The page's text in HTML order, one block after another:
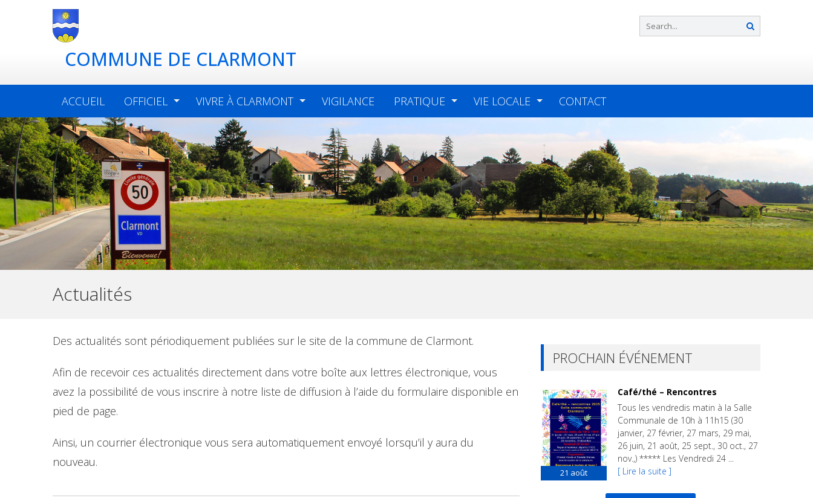
COMMUNE DE CLARMONT
ACCUEIL OFFICIEL VIVRE À CLARMONT VIGILANCE PRATIQUE VIE LOCALE CONTACT
Actualités
Des actualités sont périodiquement publiées sur le site de la commune de Clarmont.
Afin de recevoir ces actualités directement dans votre boîte aux lettres électronique, vous
avez la possibilité de vous inscrire à notre liste de diffusion à l’aide du formulaire disponible en
pied de page.
Ainsi, un courrier électronique vous sera automatiquement envoyé lorsqu’il y aura du
nouveau.
PROCHAIN ÉVÉNEMENT
21 août
Café/thé – Rencontres
Tous les vendredis matin à la Salle
Communale de 10h à 11h15 (30
janvier, 27 février, 27 mars, 29 mai,
26 juin, 21 août, 25 sept., 30 oct., 27
nov.,) ***** Les Vendredi 24 ...
[ Lire la suite ]